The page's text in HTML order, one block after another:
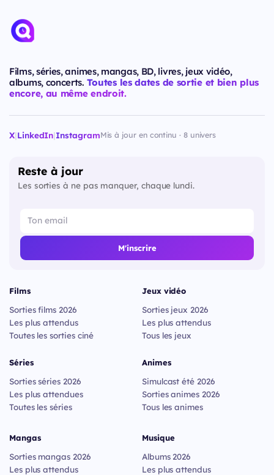
Films, séries, animes, mangas, BD, livres, jeux vidéo,
albums, concerts. Toutes les dates de sortie et bien plus
encore, au même endroit.
X|LinkedIn|InstagramMis à jour en continu · 8 univers
Reste à jour
Les sorties à ne pas manquer, chaque lundi.
M'inscrire
Films
Sorties films 2026
Les plus attendus
Toutes les sorties ciné
Séries
Sorties séries 2026
Les plus attendues
Toutes les séries
Jeux vidéo
Sorties jeux 2026
Les plus attendus
Tous les jeux
Animes
Simulcast été 2026
Sorties animes 2026
Tous les animes
Mangas
Sorties mangas 2026
Les plus attendus
Musique
Albums 2026
Les plus attendus